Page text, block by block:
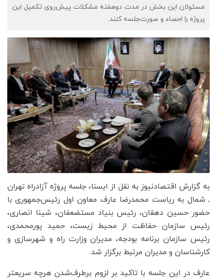
مسئولان این بخش در مدت دوهفته مشکلات پیش‌روی تکمیل این
پروژه را احصاء و صورت‌جلسه کنند.
به گزارش اقتصادنیوز به نقل از ایسنا، جلسه پروژه آزادراه تهران
ـ شمال به ریاست محمدرضا عارف معاون اول رئیس‌جمهوری با
حضور حسین دهقان، رئیس بنیاد مستضعفان، شینا انصاری،
رئیس سازمان حفاظت از محیط زیست، حمید پورمحمدی،
رئیس سازمان برنامه بودجه، مدیران وزارت راه و شهرسازی و
کارشناسان و مدیران مرتبط برگزار شد.
عارف در این جلسه با تاکید بر لزوم برطرف‌شدن هرچه سریعتر